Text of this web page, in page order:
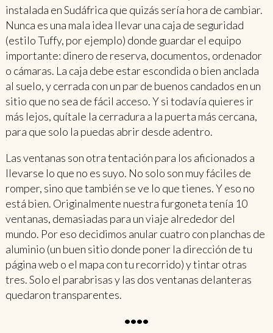
instalada en Sudáfrica que quizás sería hora de cambiar.
Nunca es una mala idea llevar una caja de seguridad
(estilo Tuffy, por ejemplo) donde guardar el equipo
importante: dinero de reserva, documentos, ordenador
o cámaras. La caja debe estar escondida o bien anclada
al suelo, y cerrada con un par de buenos candados en un
sitio que no sea de fácil acceso. Y si todavía quieres ir
más lejos, quítale la cerradura a la puerta más cercana,
para que solo la puedas abrir desde adentro.
Las ventanas son otra tentación para los aficionados a
llevarse lo que no es suyo. No solo son muy fáciles de
romper, sino que también se ve lo que tienes. Y eso no
está bien. Originalmente nuestra furgoneta tenía 10
ventanas, demasiadas para un viaje alrededor del
mundo. Por eso decidimos anular cuatro con planchas de
aluminio (un buen sitio donde poner la dirección de tu
página web o el mapa con tu recorrido) y tintar otras
tres. Solo el parabrisas y las dos ventanas delanteras
quedaron transparentes.
••••